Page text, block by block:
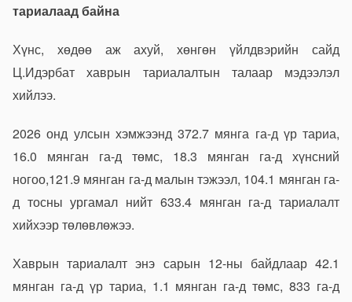
тариалаад байна
Хүнс, хөдөө аж ахуй, хөнгөн үйлдвэрийн сайд
Ц.Идэрбат хаврын тариалалтын талаар мэдээлэл
хийлээ.
2026 онд улсын хэмжээнд 372.7 мянга га-д үр тариа,
16.0 мянган га-д төмс, 18.3 мянган га-д хүнсний
ногоо,121.9 мянган га-д малын тэжээл, 104.1 мянган га-
д тосны ургамал нийт 633.4 мянган га-д тариалалт
хийхээр төлөвлөжээ.
Хаврын тариалалт энэ сарын 12-ны байдлаар 42.1
мянган га-д үр тариа, 1.1 мянган га-д төмс, 833 га-д